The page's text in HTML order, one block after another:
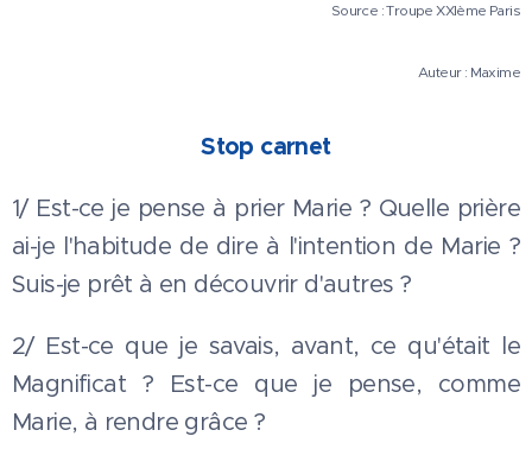
Source : Troupe XXIème Paris
Auteur : Maxime
Stop carnet
1/ Est-ce je pense à prier Marie ? Quelle prière
ai-je l'habitude de dire à l'intention de Marie ?
Suis-je prêt à en découvrir d'autres ?
2/ Est-ce que je savais, avant, ce qu'était le
Magnificat ? Est-ce que je pense, comme
Marie, à rendre grâce ?